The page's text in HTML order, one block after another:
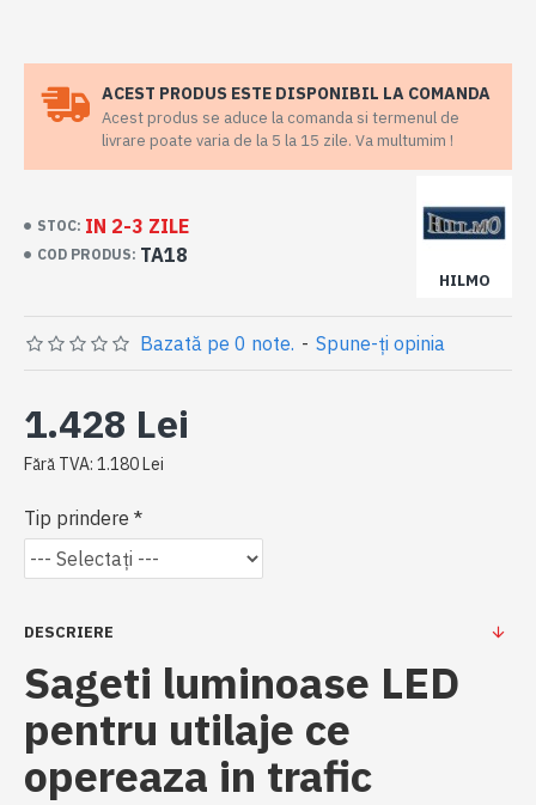
ACEST PRODUS ESTE DISPONIBIL LA COMANDA
Acest produs se aduce la comanda si termenul de
livrare poate varia de la 5 la 15 zile. Va multumim !
STOC: IN 2-3 ZILE
COD PRODUS: TA18
HILMO
Bazată pe 0 note. - Spune-ţi opinia
1.428 Lei
Fără TVA: 1.180 Lei
Tip prindere
DESCRIERE
Sageti luminoase LED
pentru utilaje ce
opereaza in trafic